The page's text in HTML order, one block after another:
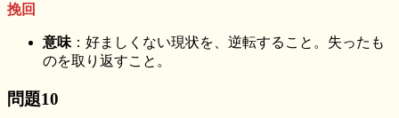
挽回
意味 ：好ましくない現状を、逆転すること。失ったも
のを取り返すこと。
問題10